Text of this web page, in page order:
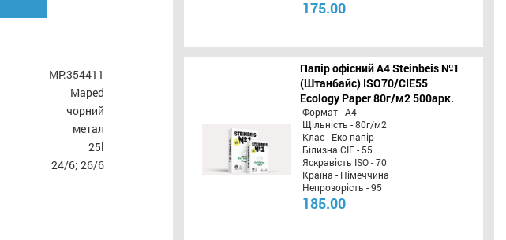
MP.354411
Maped
чорний
метал
25l
24/6; 26/6
175.00
Папір офісний A4 Steinbeis №1
(Штанбайс) ISO70/СІЕ55
Ecology Paper 80г/м2 500арк.
Формат - А4
Щільність - 80г/м2
Клас - Еко папір
Білизна CIE - 55
Яскравість ISO - 70
Країна - Німеччина
Непрозорість - 95
185.00